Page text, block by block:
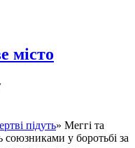
місто
підуть» Меггі та
у боротьбі за